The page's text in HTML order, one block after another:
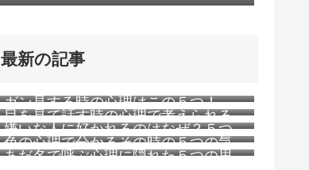
最新の記事
ガン見する時の心理はこの５つ！
目を見て話す時の心理で考えられる
５つのこと
嫌いな人に好かれるのはなぜ？５つ
の理由
色の心理で分かるその時の５つの気
持ち
あだ名で呼ぶ心理に隠れた５つの思